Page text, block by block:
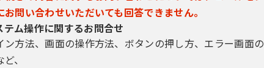
お問い合わせいただいても回答できません。
テム操作に関するお問合せ
ン方法、画面の操作方法、ボタンの押し方、エラー画面の
、